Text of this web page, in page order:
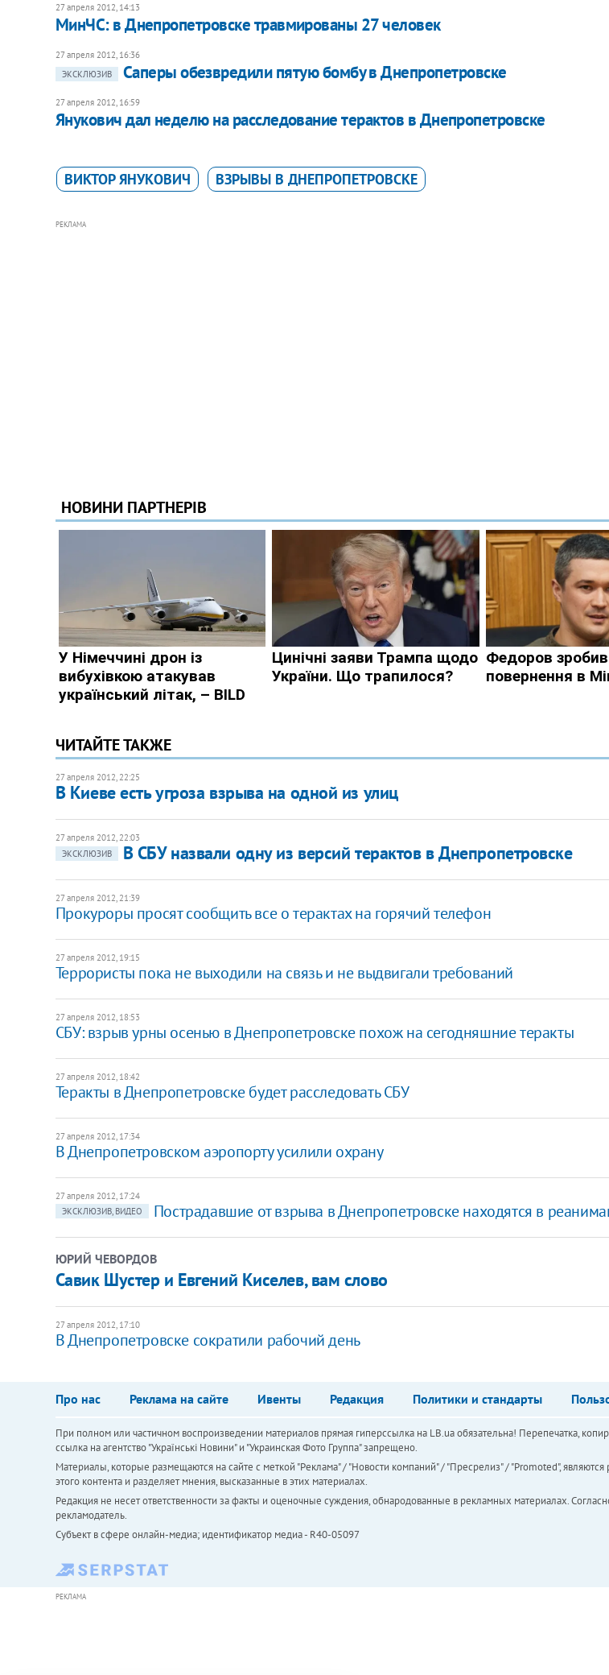
27 апреля 2012, 14:13
МинЧС: в Днепропетровске травмированы 27 человек
27 апреля 2012, 16:36
ЭКСКЛЮЗИВ
Саперы обезвредили пятую бомбу в Днепропетровске
27 апреля 2012, 16:59
Янукович дал неделю на расследование терактов в Днепропетровске
ВИКТОР ЯНУКОВИЧ ВЗРЫВЫ В ДНЕПРОПЕТРОВСКЕ
РЕКЛАМА
ЧИТАЙТЕ ТАКЖЕ
27 апреля 2012, 22:25
В Киеве есть угроза взрыва на одной из улиц
27 апреля 2012, 22:03
ЭКСКЛЮЗИВ
В СБУ назвали одну из версий терактов в Днепропетровске
27 апреля 2012, 21:39
Прокуроры просят сообщить все о терактах на горячий телефон
27 апреля 2012, 19:15
Террористы пока не выходили на связь и не выдвигали требований
27 апреля 2012, 18:53
СБУ: взрыв урны осенью в Днепропетровске похож на сегодняшние теракты
27 апреля 2012, 18:42
Теракты в Днепропетровске будет расследовать СБУ
27 апреля 2012, 17:34
В Днепропетровском аэропорту усилили охрану
27 апреля 2012, 17:24
ЭКСКЛЮЗИВ, ВИДЕО
Пострадавшие от взрыва в Днепропетровске находятся в
ЮРИЙ ЧЕВОРДОВ
Савик Шустер и Евгений Киселев, вам слово
27 апреля 2012, 17:10
В Днепропетровске сократили рабочий день
Про нас Реклама на сайте Ивенты Редакция Политики и стандарты
При полном или частичном воспроизведении материалов прямая гиперссылка на LB.ua обязательна! Перепечатка,
ссылка на агентство "Українськi Новини" и "Украинская Фото Группа" запрещено.
Материалы, которые размещаются на сайте с меткой "Реклама" / "Новости компаний" / "Пресрелиз" / "Promoted",
этого контента и разделяет мнения, высказанные в этих материалах.
Редакция не несет ответственности за факты и оценочные суждения, обнародованные в рекламных материалах.
рекламодатель.
Субъект в сфере онлайн-медиа; идентификатор медиа - R40-05097
РЕКЛАМА